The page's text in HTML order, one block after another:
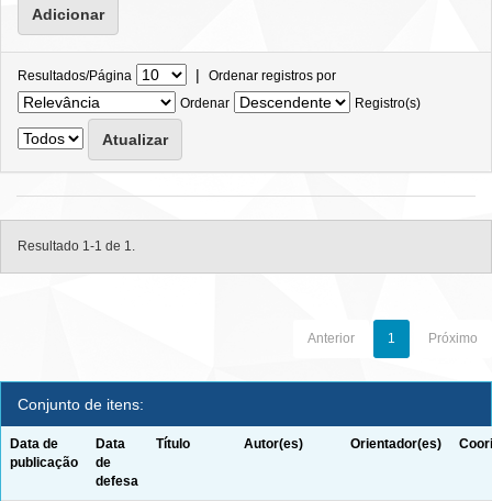
Resultados/Página | Ordenar registros por
Ordenar
Registro(s)
Resultado 1-1 de 1.
Anterior 1 Próximo
Conjunto de itens:
Data de
publicação
Data
de
defesa
Título Autor(es) Orientador(es)